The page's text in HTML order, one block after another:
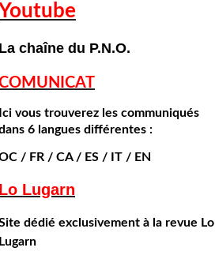
La chaîne du P.N.O.
Ici vous trouverez les communiqués
6 langues différentes :
/ FR / CA / ES / IT / EN
Lo Lugarn
dédié exclusivement à la revue Lo
Lugarn